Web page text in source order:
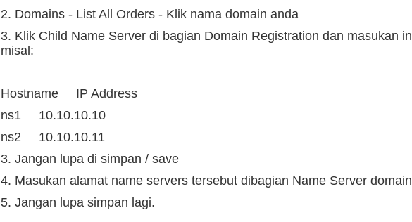
2. Domains - List All Orders - Klik nama domain anda
3. Klik Child Name Server di bagian Domain Registration dan masukan
misal:
Hostname IP Address
ns1 10.10.10.10
ns2 10.10.10.11
3. Jangan lupa di simpan / save
4. Masukan alamat name servers tersebut dibagian Name Server
5. Jangan lupa simpan lagi.